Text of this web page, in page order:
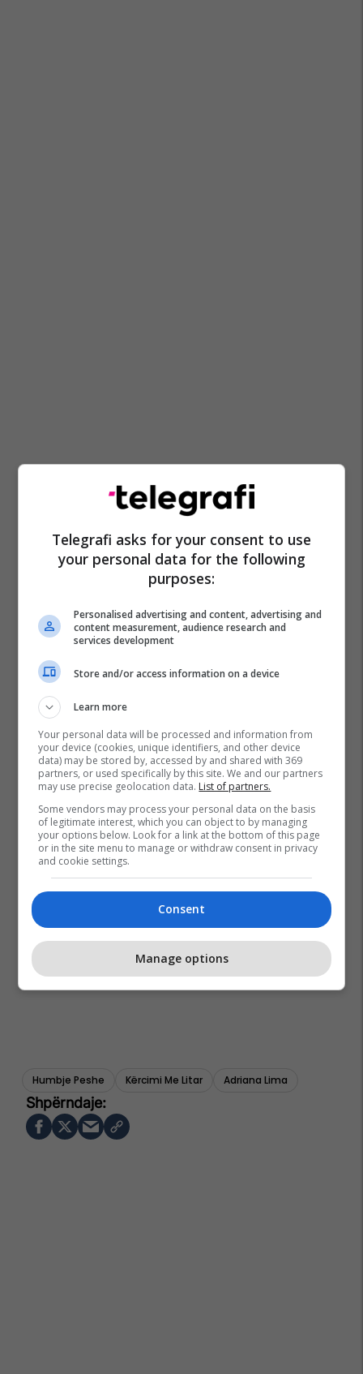
Humbje Peshe Kërcimi Me Litar Adriana Lima
Telegrafi asks for your consent to use
your personal data for the following
purposes:
Personalised advertising and content, advertising and
content measurement, audience research and
services development
Store and/or access information on a device
Learn more
Your personal data will be processed and information from
your device (cookies, unique identifiers, and other device
data) may be stored by, accessed by and shared with 369
partners, or used specifically by this site. We and our partners
may use precise geolocation data. List of partners.
Some vendors may process your personal data on the basis
of legitimate interest, which you can object to by managing
your options below. Look for a link at the bottom of this page
or in the site menu to manage or withdraw consent in privacy
and cookie settings.
Consent
Manage options